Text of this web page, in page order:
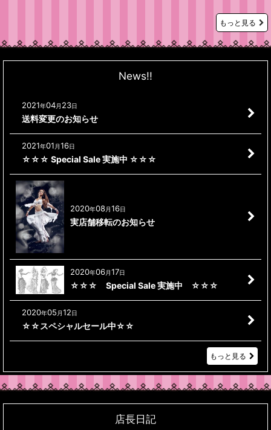
もっと見る
News!!
2021年04月 23日
送料変更のお知らせ
2021年01 月16日
☆☆☆ Special Sale 実施中 ☆☆☆
2020年08月16日
実店舗移転のお知らせ
2020年06月17日
☆☆☆ Special Sale 実施中 ☆☆☆
2020年05 月12日
☆☆スペシャルセール中☆☆
もっと見る
店長日記